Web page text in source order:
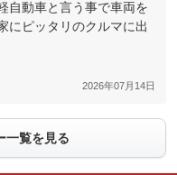
自動車と言う事で車両を
にピッタリのクルマに出
2026年07月14日
一覧を見る